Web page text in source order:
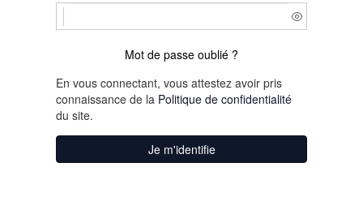
Mot de passe oublié ?
En vous connectant, vous attestez avoir pris
connaissance de la Politique de confidentialité
du site.
Je m'identifie